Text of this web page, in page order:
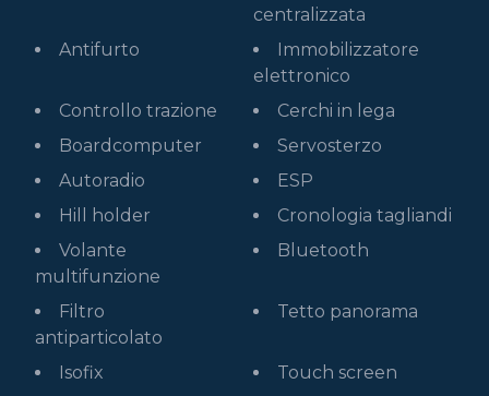
centralizzata
Antifurto
Immobilizzatore
elettronico
Controllo trazione
Cerchi in lega
Boardcomputer
Servosterzo
Autoradio
ESP
Hill holder
Cronologia tagliandi
Volante
multifunzione
Bluetooth
Filtro
antiparticolato
Tetto panorama
Isofix
Touch screen